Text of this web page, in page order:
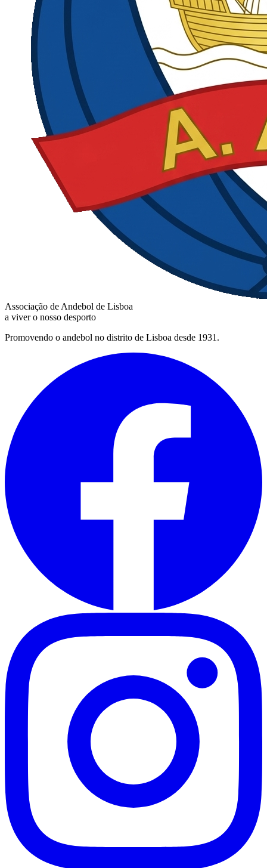
Associação de Andebol de Lisboa
a viver o nosso desporto
Promovendo o andebol no distrito de Lisboa desde 1931.